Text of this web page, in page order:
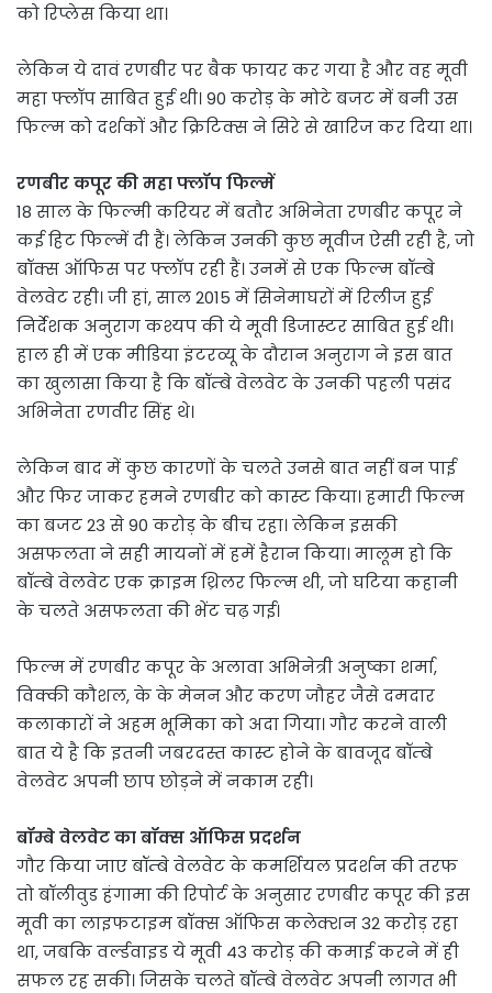
को रिप्लेस किया था।
लेकिन ये दावं रणबीर पर बैक फायर कर गया है और वह मूवी
महा फ्लॉप साबित हुई थी। 90 करोड़ के मोटे बजट में बनी उस
फिल्म को दर्शकों और क्रिटिक्स ने सिरे से खारिज कर दिया था।
रणबीर कपूर की महा फ्लॉप फिल्में
18 साल के फिल्मी करियर में बतौर अभिनेता रणबीर कपूर ने
कई हिट फिल्में दी हैं। लेकिन उनकी कुछ मूवीज ऐसी रही है, जो
बॉक्स ऑफिस पर फ्लॉप रही हैं। उनमें से एक फिल्म बॉम्बे
वेलवेट रही। जी हां, साल 2015 में सिनेमाघरों में रिलीज हुई
निर्देशक अनुराग कश्यप की ये मूवी डिजास्टर साबित हुई थी।
हाल ही में एक मीडिया इंटरव्यू के दौरान अनुराग ने इस बात
का खुलासा किया है कि बॉम्बे वेलवेट के उनकी पहली पसंद
अभिनेता रणवीर सिंह थे।
लेकिन बाद में कुछ कारणों के चलते उनसे बात नहीं बन पाई
और फिर जाकर हमने रणबीर को कास्ट किया। हमारी फिल्म
का बजट 23 से 90 करोड़ के बीच रहा। लेकिन इसकी
असफलता ने सही मायनों में हमें हैरान किया। मालूम हो कि
बॉम्बे वेलवेट एक क्राइम थ्रिलर फिल्म थी, जो घटिया कहानी
के चलते असफलता की भेंट चढ़ गई।
फिल्म में रणबीर कपूर के अलावा अभिनेत्री अनुष्का शर्मा,
विक्की कौशल, के के मेनन और करण जौहर जैसे दमदार
कलाकारों ने अहम भूमिका को अदा गिया। गौर करने वाली
बात ये है कि इतनी जबरदस्त कास्ट होने के बावजूद बॉम्बे
वेलवेट अपनी छाप छोड़ने में नकाम रही।
बॉम्बे वेलवेट का बॉक्स ऑफिस प्रदर्शन
गौर किया जाए बॉम्बे वेलवेट के कमर्शियल प्रदर्शन की तरफ
तो बॉलीवुड हंगामा की रिपोर्ट के अनुसार रणबीर कपूर की इस
मूवी का लाइफटाइम बॉक्स ऑफिस कलेक्शन 32 करोड़ रहा
था, जबकि वर्ल्डवाइड ये मूवी 43 करोड़ की कमाई करने में ही
सफल रह सकी। जिसके चलते बॉम्बे वेलवेट अपनी लागत भी